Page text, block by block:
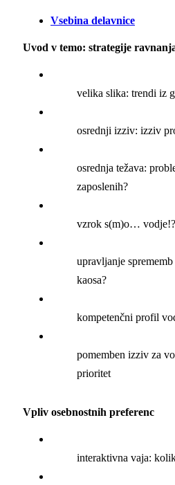
Vsebina delavnice
Uvod v temo: strategije
velika slika: trendi iz
osrednji izziv: izziv
osrednja težava:
zaposlenih?
vzrok s(m)o… vodje!?
upravljanje
kaosa?
kompetenčni profil
pomemben izziv za
prioritet
Vpliv osebnostnih preferenc
interaktivna vaja: